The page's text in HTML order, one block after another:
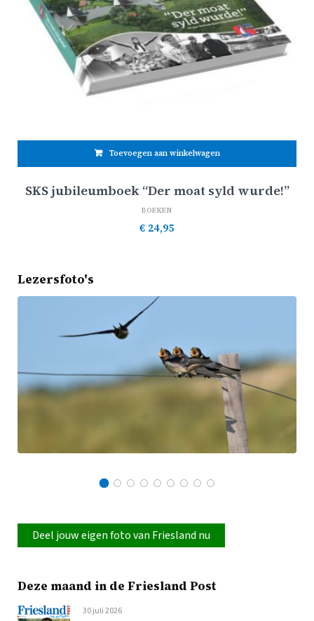
Toevoegen aan winkelwagen
SKS jubileumboek “Der moat syld wurde!”
BOEKEN
€ 24,95
Lezersfoto's
Deel jouw eigen foto van Friesland nu
Deze maand in de Friesland Post
30 juli 2026